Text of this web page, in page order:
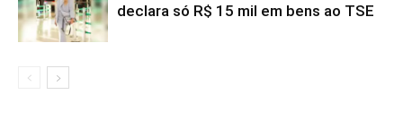
declara só R$ 15 mil em bens ao TSE